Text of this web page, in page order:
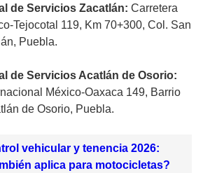
de Servicios Zacatlán: Carretera
Tejocotal 119, Km 70+300, Col. San
Puebla.
de Servicios Acatlán de Osorio:
México-Oaxaca 149, Barrio
de Osorio, Puebla.
vehicular y tenencia 2026:
aplica para motocicletas?